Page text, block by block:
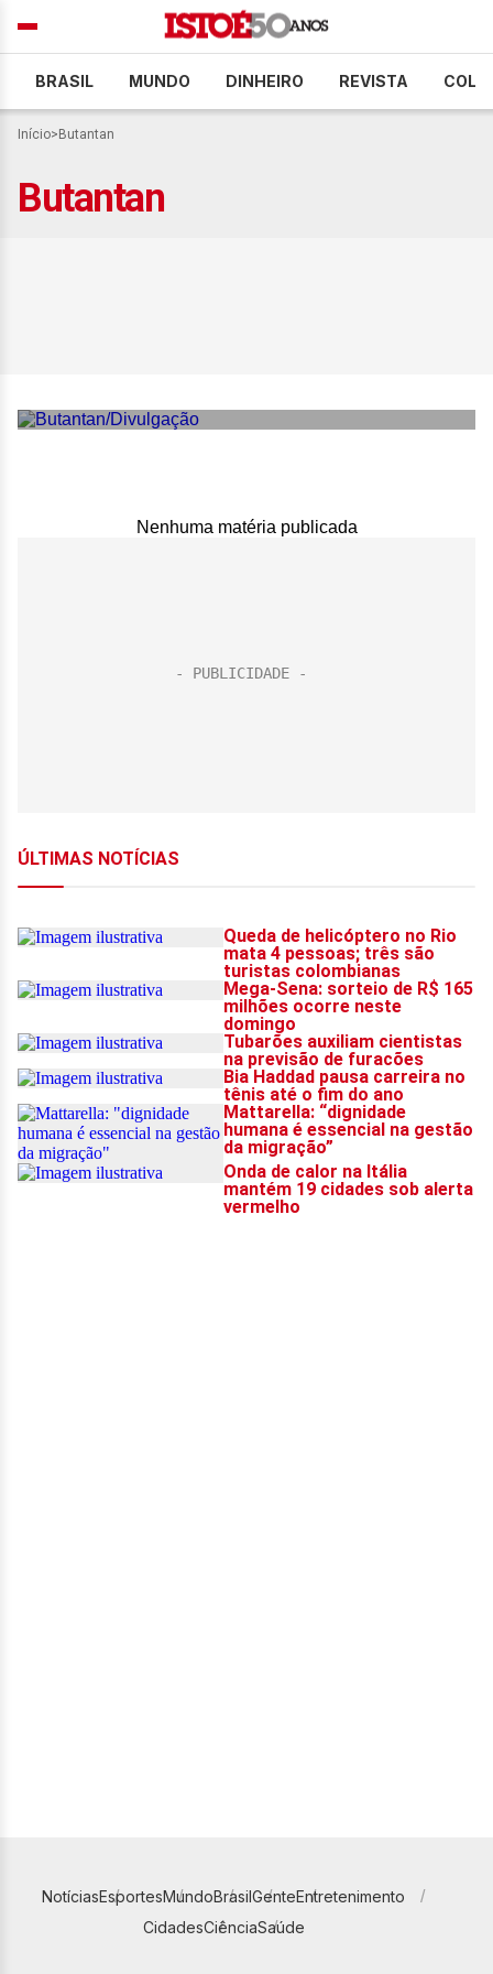
BRASIL MUNDO DINHEIRO REVISTA
Início> Butantan
Butantan
Nenhuma matéria publicada
NotíciasEsportesMundoBrasilGenteEntretenimento
CidadesCiênciaSaúde